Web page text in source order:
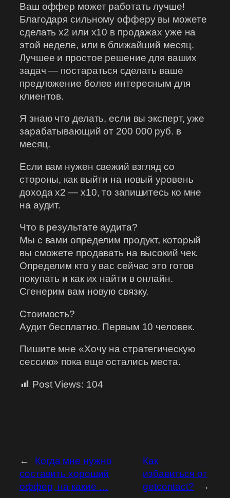
Ваш оффер может работать лучше!
Благодаря сильному офферу вы можете
сделать х2 или х10 в продажах уже на
этой неделе, или в ближайший месяц.
Лучшее и простое решение для ваших
задач — постараться сделать ваше
предложение более интересным для
клиентов.
Я знаю что делать, если вы эксперт, уже
зарабатывающий от 200 000 руб. в
месяц.
Если вам нужен свежий взгляд со
стороны, как выйти на новый уровень
дохода х2 — х10, то запишитесь ко мне
на аудит.
Что в результате аудита?
Мы с вами определим продукт, который
вы сможете продавать на высокий чек.
Определим кто у вас сейчас это готов
покупать и как их найти в онлайн.
Сгенерим вам новую связку.
Стоимость?
Аудит бесплатно. Первым 10 человек.
Пишите мне «Хочу на стратегическую
сессию» пока еще остались места.
Post Views: 104
←
Когда мне нужно
составить хороший
оффер, на какие …
Как
избавиться от
getcontact?
→